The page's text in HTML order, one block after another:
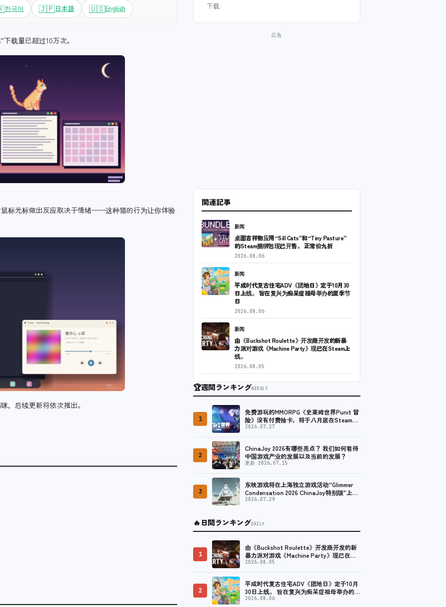
한국어 🇯🇵日本語 🇺🇸English
载量已超过10万次。
标光标做出反应取决于情绪——这种猫的行为让你体验
，后续更新将依次推出。
下载
関連記事
新闻
桌面吉祥物应用“Sill Cats”和“Tiny Pasture”
的Steam捆绑包现已开售。 正常价九折
2026.08.06
新闻
平成时代复古住宅ADV《团地日》定于10月30
日上线。 旨在复兴为痴呆症祖母举办的夏季节
日
2026.08.06
新闻
由《Buckshot Roulette》开发商开发的新暴
力派对游戏《Machine Party》现已在Steam上
线。
2026.08.05
🏆週間ランキングWEEKLY
1
免费游玩的MMORPG《史莱姆世界Punit 冒
险》没有付费抽卡，将于八月底在Steam上
发布免费试玩版。
2026.07.27
2
ChinaJoy 2026有哪些亮点？ 我们如何看待
中国游戏产业的发展以及当前的发展？
更新 2026.07.15
3
东映游戏将在上海独立游戏活动“Glimmer
Condensation 2026 ChinaJoy特别版”上亮
相！
2026.07.29
🔥日間ランキングDAILY
1
由《Buckshot Roulette》开发商开发的新
暴力派对游戏《Machine Party》现已在
Steam上线。
2026.08.05
2
平成时代复古住宅ADV《团地日》定于10月
30日上线。 旨在复兴为痴呆症祖母举办的夏
季节日
2026.08.06